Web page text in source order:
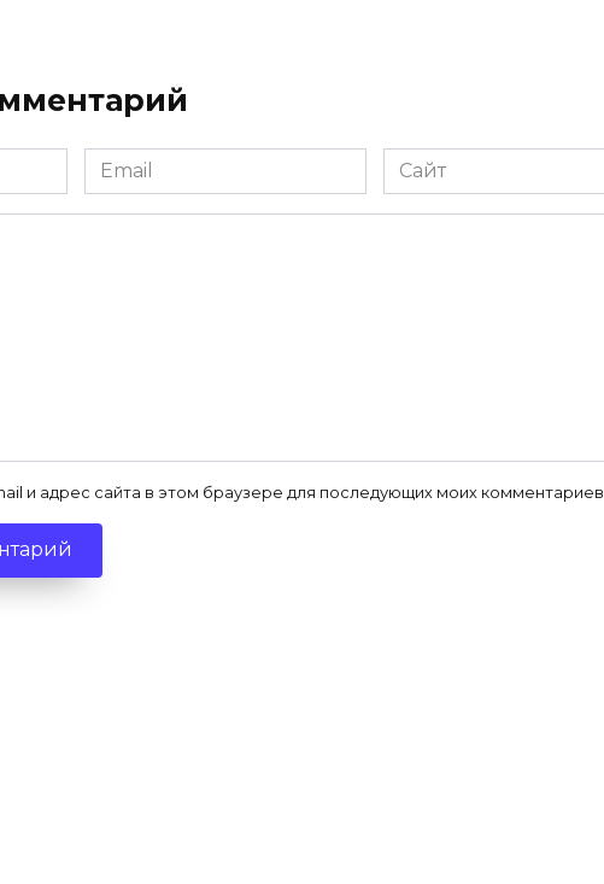
Email
*
Сайт
и адрес сайта в этом браузере для последующих моих комментариев.